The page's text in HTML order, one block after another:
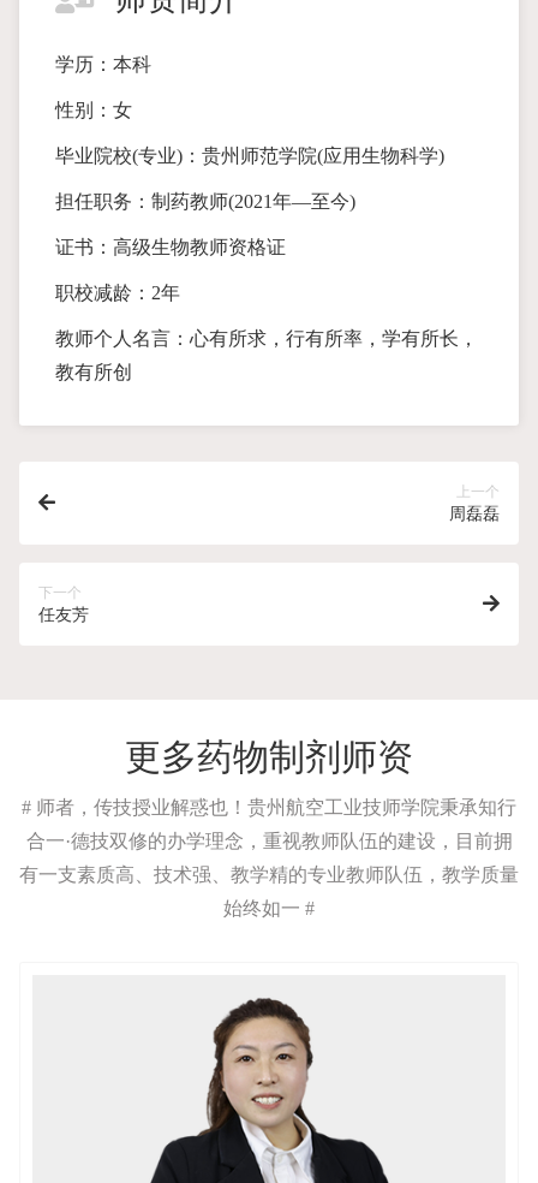
学历：本科
性别：女
毕业院校(专业)：贵州师范学院(应用生物科学)
担任职务：制药教师(2021年—至今)
证书：高级生物教师资格证
职校减龄：2年
教师个人名言：心有所求，行有所率，学有所长，
教有所创
上一个
周磊磊
下一个
任友芳
更多药物制剂师资
# 师者，传技授业解惑也！贵州航空工业技师学院秉承知行
合一·德技双修的办学理念，重视教师队伍的建设，目前拥
有一支素质高、技术强、教学精的专业教师队伍，教学质量
始终如一 #